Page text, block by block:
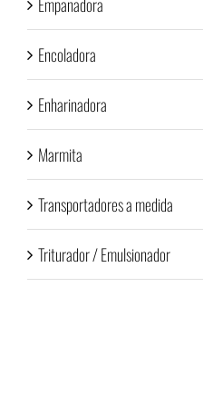
Encoladora
Enharinadora
Marmita
Transportadores a medida
Triturador / Emulsionador